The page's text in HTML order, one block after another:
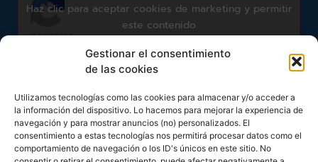
Gestionar el consentimiento
de las cookies
Utilizamos tecnologías como las cookies para almacenar y/o acceder a
la información del dispositivo. Lo hacemos para mejorar la experiencia de
navegación y para mostrar anuncios (no) personalizados. El
consentimiento a estas tecnologías nos permitirá procesar datos como el
comportamiento de navegación o los ID's únicos en este sitio. No
Haz clic para aceptar cookies de marketing y permitir
este contenido
Subscribirme